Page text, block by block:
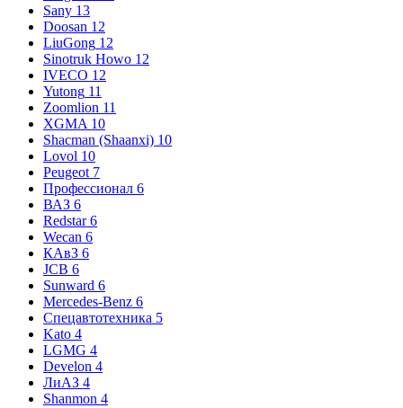
Sany 13
Doosan 12
LiuGong 12
Sinotruk Howo 12
IVECO 12
Yutong 11
Zoomlion 11
XGMA 10
Shacman (Shaanxi) 10
Lovol 10
Peugeot 7
Профессионал 6
ВАЗ 6
Redstar 6
Wecan 6
КАвЗ 6
JCB 6
Sunward 6
Mercedes-Benz 6
Спецавтотехника 5
Kato 4
LGMG 4
Develon 4
ЛиАЗ 4
Shanmon 4